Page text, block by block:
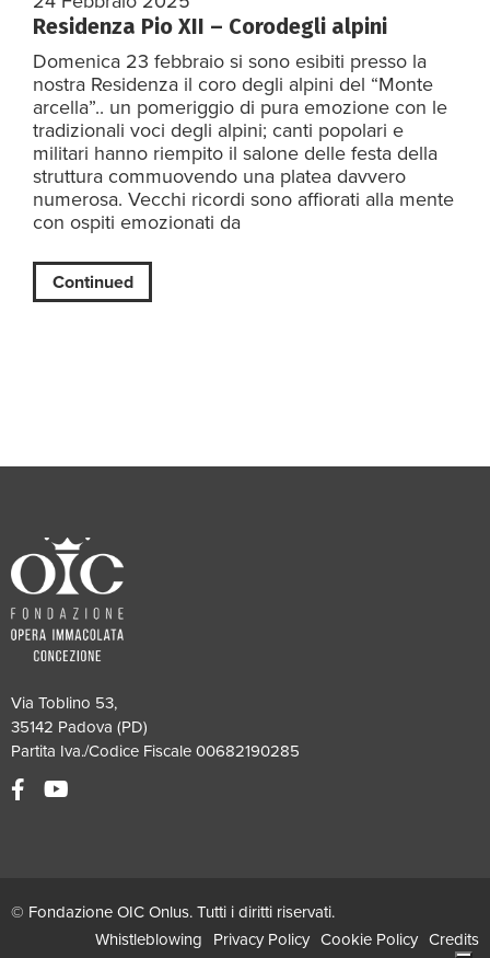
Residenza Pio XII – Corodegli alpini
Domenica 23 febbraio si sono esibiti presso la
nostra Residenza il coro degli alpini del “Monte
arcella”.. un pomeriggio di pura emozione con le
tradizionali voci degli alpini; canti popolari e
militari hanno riempito il salone delle festa della
struttura commuovendo una platea davvero
numerosa. Vecchi ricordi sono affiorati alla mente
con ospiti emozionati da
Continued
Via Toblino 53,
35142 Padova (PD)
Partita Iva./Codice Fiscale 00682190285
© Fondazione OIC Onlus. Tutti i diritti riservati.
Whistleblowing
Privacy Policy Cookie Policy Credits